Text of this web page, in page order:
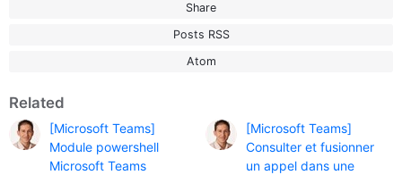
Share
Posts RSS
Atom
Related
[Microsoft Teams]
Module powershell
Microsoft Teams
[Microsoft Teams]
Consulter et fusionner
un appel dans une